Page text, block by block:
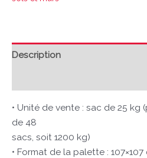
Description
• Unité de vente : sac de 25
de 48
sacs, soit 1200 kg)
• Format de la palette : 107×107